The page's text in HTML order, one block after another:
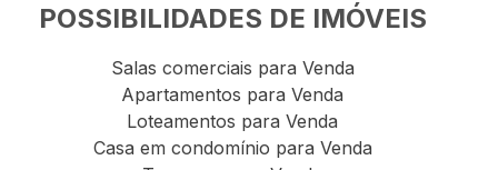
POSSIBILIDADES DE IMÓVEIS
Salas comerciais para Venda
Apartamentos para Venda
Loteamentos para Venda
Casa em condomínio para Venda